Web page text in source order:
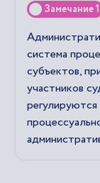
Замечание 1
система
субъектов,
участников